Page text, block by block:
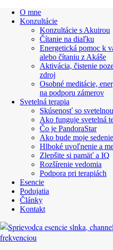
O mne
Konzultácie
Konzultácie s Akuirou
Čítanie na diaľku
Energetická pomoc k
alebo čítaniu z Akáše
Aktivácia, čistenie
zdroj
Osobné meditácie,
na podporu zámerov
Svetelná terapia
Skúsenosť so
Ako funguje svetelná
Čo je PandoraStar
Ako bude moje
Hlboké uvoľnenie a
Zlepšite si pamäť a IQ
Rozšírenie vedomia
Podpora pri terapiách
Esencie
Podujatia
Články
Kontakt